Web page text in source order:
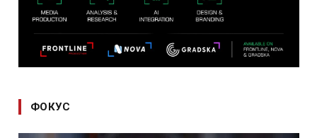
ФОКУС